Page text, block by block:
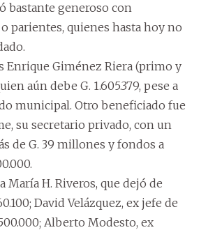
bastante generoso con
parientes, quienes hasta hoy no
Enrique Giménez Riera (primo y
aún debe G. 1.605.379, pese a
municipal. Otro beneficiado fue
su secretario privado, con un
de G. 39 millones y fondos a
María H. Riveros, que dejó de
David Velázquez, ex jefe de
Alberto Modesto, ex